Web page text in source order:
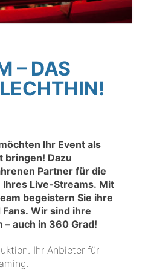
– DAS
Ihr Event als
bringen! Dazu
Partner für die
Ihres Live-Streams. Mit
begeistern Sie ihre
Wir sind ihre
auch in 360 Grad!
Ihr Anbieter für